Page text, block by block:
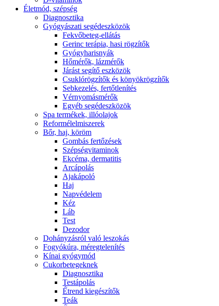
Életmód, szépség
Diagnosztika
Gyógyászati segédeszközök
Fekvőbeteg-ellátás
Gerinc terápia, hasi rögzítők
Gyógyharisnyák
Hőmérők, lázmérők
Járást segítő eszközök
Csuklórögzítők és könyökrögzítők
Sebkezelés, fertőtlenítés
Vérnyomásmérők
Egyéb segédeszközök
Spa termékek, illóolajok
Reformélelmiszerek
Bőr, haj, köröm
Gombás fertőzések
Szépségvitaminok
Ekcéma, dermatitis
Arcápolás
Ajakápoló
Haj
Napvédelem
Kéz
Láb
Test
Dezodor
Dohányzásról való leszokás
Fogyókúra, méregtelenítés
Kínai gyógymód
Cukorbetegeknek
Diagnosztika
Testápolás
É́trend kiegészítők
Teák